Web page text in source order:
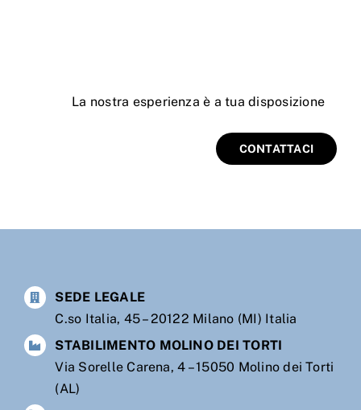
La nostra esperienza è a tua disposizione
CONTATTACI
SEDE LEGALE
C.so Italia, 45 – 20122 Milano (MI) Italia
STABILIMENTO MOLINO DEI TORTI
Via Sorelle Carena, 4 – 15050 Molino dei Torti
(AL)